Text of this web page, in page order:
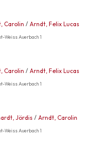
Carolin / Arndt, Felix Lucas
Weiss Auerbach 1
Carolin / Arndt, Felix Lucas
Weiss Auerbach 1
Jördis / Arndt, Carolin
Weiss Auerbach 1